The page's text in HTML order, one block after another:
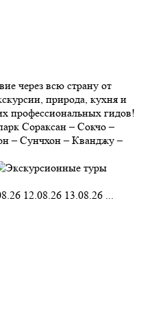
через всю страну от
природа, кухня и
профессиональных гидов!
Сораксан – Сокчо –
– Сунчхон – Кванджу –
12.08.26 13.08.26 ...